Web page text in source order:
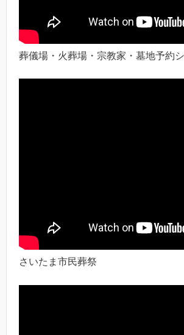
葬儀場・火葬場・宗教家・墓地予約
さいたま市民葬祭